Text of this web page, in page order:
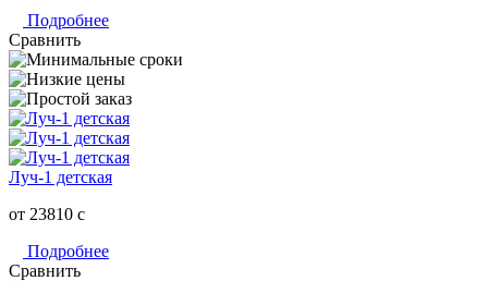
Подробнее
Сравнить
Луч-1 детская
от 23810 c
Подробнее
Сравнить